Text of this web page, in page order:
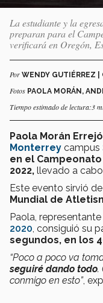
La estudiante y la
preparan para el
verificará en Oregón,
Por WENDY GUTIÉRREZ |
Fotos PAOLA MORÁN,
Tiempo estimado de lectura:3
Paola Morán
Monterrey campus
en el
2022, llevado a cabo
Este evento sirvió
Mundial de
Paola,
2020 , consiguió su
segundos, en los
“Poco a poco va
seguiré dando todo.
conmigo en esto”,